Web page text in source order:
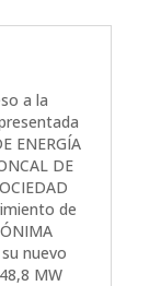
a la
ENERGÍA
DE
de
nuevo
MW